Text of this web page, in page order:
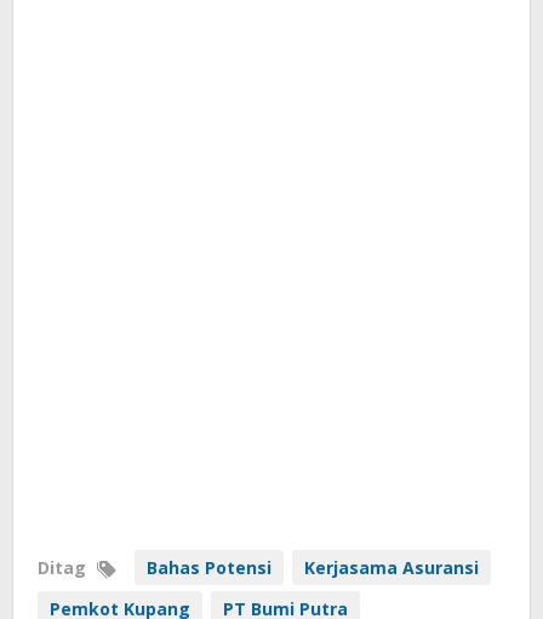
Ditag Bahas Potensi
Kerjasama Asuransi
Pemkot Kupang
PT Bumi Putra